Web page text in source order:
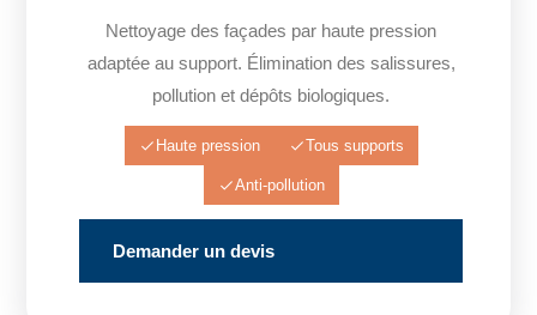
Nettoyage des façades par haute pression
adaptée au support. Élimination des salissures,
pollution et dépôts biologiques.
Haute pression Tous supports
Anti-pollution
Demander un devis